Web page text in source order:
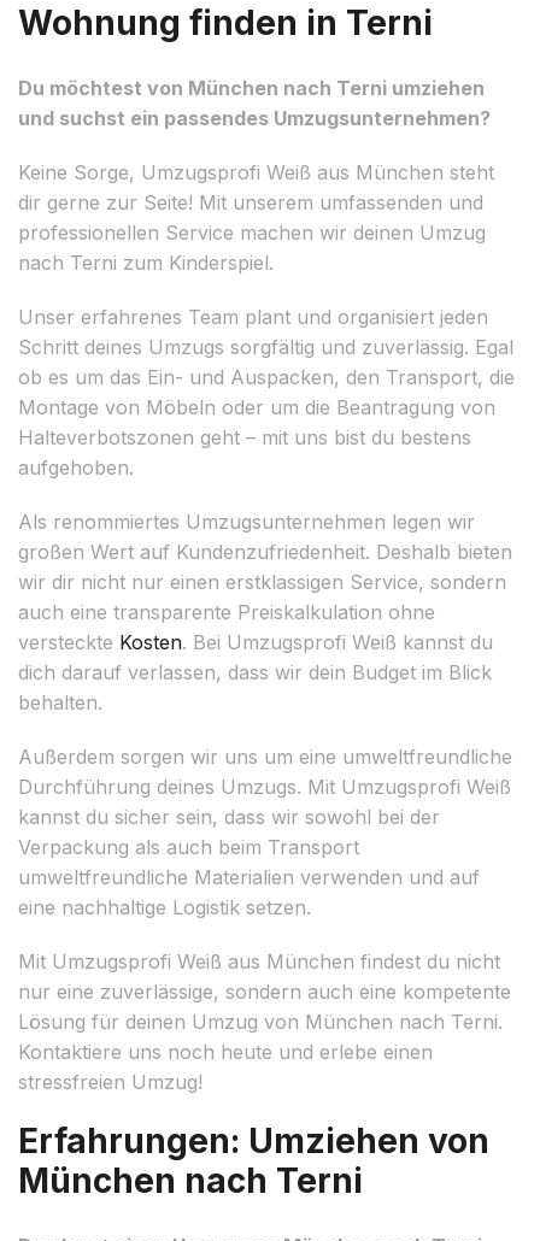
Wohnung finden in Terni
Du möchtest von München nach Terni umziehen
und suchst ein passendes Umzugsunternehmen?
Keine Sorge, Umzugsprofi Weiß aus München steht
dir gerne zur Seite! Mit unserem umfassenden und
professionellen Service machen wir deinen Umzug
nach Terni zum Kinderspiel.
Unser erfahrenes Team plant und organisiert jeden
Schritt deines Umzugs sorgfältig und zuverlässig. Egal
ob es um das Ein- und Auspacken, den Transport, die
Montage von Möbeln oder um die Beantragung von
Halteverbotszonen geht – mit uns bist du bestens
aufgehoben.
Als renommiertes Umzugsunternehmen legen wir
großen Wert auf Kundenzufriedenheit. Deshalb bieten
wir dir nicht nur einen erstklassigen Service, sondern
auch eine transparente Preiskalkulation ohne
versteckte Kosten. Bei Umzugsprofi Weiß kannst du
dich darauf verlassen, dass wir dein Budget im Blick
behalten.
Außerdem sorgen wir uns um eine umweltfreundliche
Durchführung deines Umzugs. Mit Umzugsprofi Weiß
kannst du sicher sein, dass wir sowohl bei der
Verpackung als auch beim Transport
umweltfreundliche Materialien verwenden und auf
eine nachhaltige Logistik setzen.
Mit Umzugsprofi Weiß aus München findest du nicht
nur eine zuverlässige, sondern auch eine kompetente
Lösung für deinen Umzug von München nach Terni.
Kontaktiere uns noch heute und erlebe einen
stressfreien Umzug!
Erfahrungen: Umziehen von
München nach Terni